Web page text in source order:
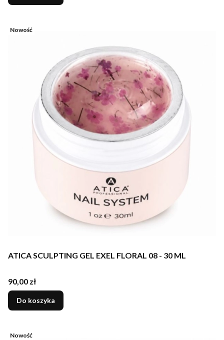
Nowość
ATICA SCULPTING GEL EXEL FLORAL 08 - 30 ML
Cena
90,00 zł
Do koszyka
Nowość